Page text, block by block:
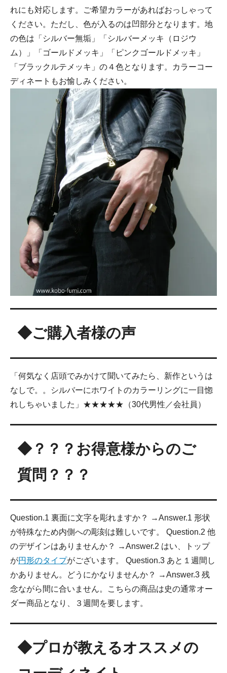
17.5号
18.5号
19号
19.5号
20号
20.5号
21号
21.5号
22号
れにも対応します。ご希望カラーがあればおっしゃって
ください。ただし、色が入るのは凹部分となります。地
の色は「シルバー無垢」「シルバーメッキ（ロジウ
ム）」「ゴールドメッキ」「ピンクゴールドメッキ」
「ブラックルテメッキ」の４色となります。カラーコー
ディネートもお愉しみください。
◆ご購入者様の声
「何気なく店頭でみかけて聞いてみたら、新作というは
なしで。。シルバーにホワイトのカラーリングに一目惚
れしちゃいました」★★★★★（30代男性／会社員）
◆？？？お得意様からのご
質問？？？
Question.1 裏面に文字を彫れますか？ →Answer.1 形状
が特殊なため内側への彫刻は難しいです。 Question.2 他
のデザインはありませんか？ →Answer.2 はい、トップ
が円形のタイプがございます。 Question.3 あと１週間し
かありません。どうにかなりませんか？ →Answer.3 残
念ながら間に合いません。こちらの商品は史の通常オー
ダー商品となり、３週間を要します。
◆プロが教えるオススメの